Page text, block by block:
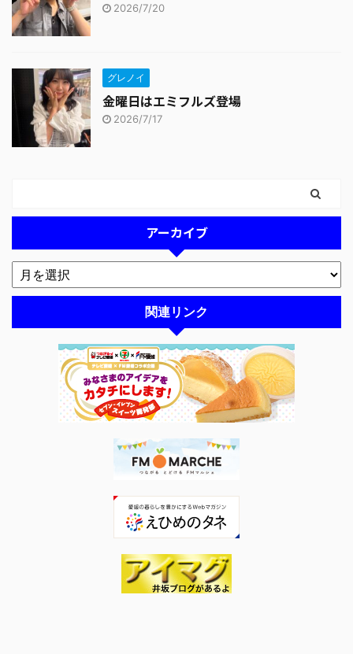
2026/7/20
グレノイ
金曜日はエミフルズ登場
2026/7/17
アーカイブ
関連リンク